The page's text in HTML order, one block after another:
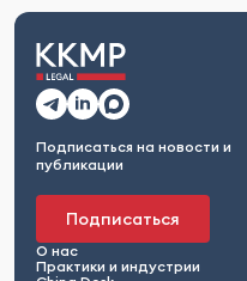
Подписаться на новости и
публикации
Подписаться
О нас
Практики и индустрии